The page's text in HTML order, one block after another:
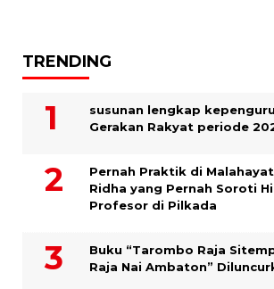
TRENDING
susunan lengkap
Gerakan Rakyat periode
Pernah Praktik di
Ridha yang Pernah Soroti
Profesor di Pilkada
Buku “Tarombo Raja
Raja Nai Ambaton”